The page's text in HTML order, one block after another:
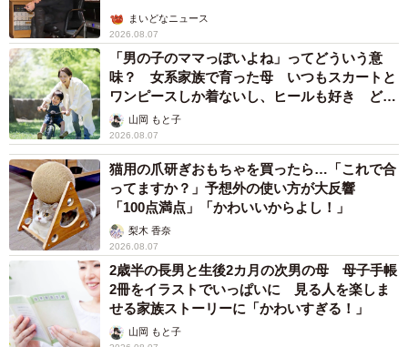
まいどなニュース
2026.08.07
「男の子のママっぽいよね」ってどういう意
味？ 女系家族で育った母 いつもスカートと
ワンピースしか着ないし、ヒールも好き どの
へんが…
山岡 もと子
2026.08.07
猫用の爪研ぎおもちゃを買ったら…「これで合
ってますか？」予想外の使い方が大反響
「100点満点」「かわいいからよし！」
梨木 香奈
2026.08.07
2歳半の長男と生後2カ月の次男の母 母子手帳
2冊をイラストでいっぱいに 見る人を楽しま
せる家族ストーリーに「かわいすぎる！」
山岡 もと子